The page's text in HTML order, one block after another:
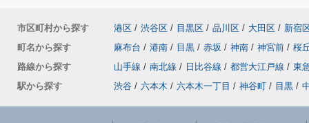
市区町村から探す 港区 / 渋谷区 / 目黒区 / 品川区 / 大田区 / 新宿
町名から探す
麻布台 / 港南 / 目黒 / 赤坂 / 神南 / 神宮前 / 桜
路線から探す
山手線 / 南北線 / 日比谷線 / 都営大江戸線 / 東
駅から探す
渋谷 / 六本木 / 六本木一丁目 / 神谷町 / 目黒 /